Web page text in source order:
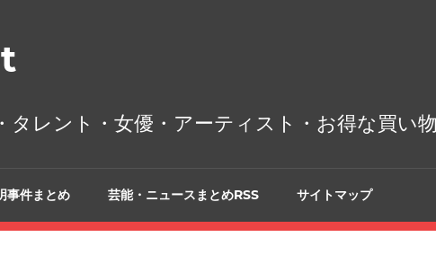
タレント・女優・アーティスト・お得な買い
事件まとめ 芸能・ニュースまとめRSS サイトマップ